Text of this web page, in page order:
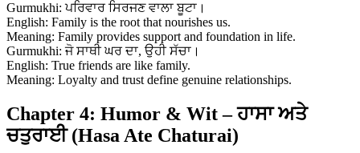
Gurmukhi: ਪਰਿਵਾਰ ਸਿਰਜਣ ਵਾਲਾ ਬੂਟਾ।
English: Family is the root that nourishes us.
Meaning: Family provides support and foundation in life.
Gurmukhi: ਜੋ ਸਾਥੀ ਘਰ ਦਾ, ਉਹੀ ਸੱਚਾ।
English: True friends are like family.
Meaning: Loyalty and trust define genuine relationships.
Chapter 4: Humor & Wit – ਹਾਸਾ ਅਤੇ
ਚਤੁਰਾਈ (Hasa Ate Chaturai)